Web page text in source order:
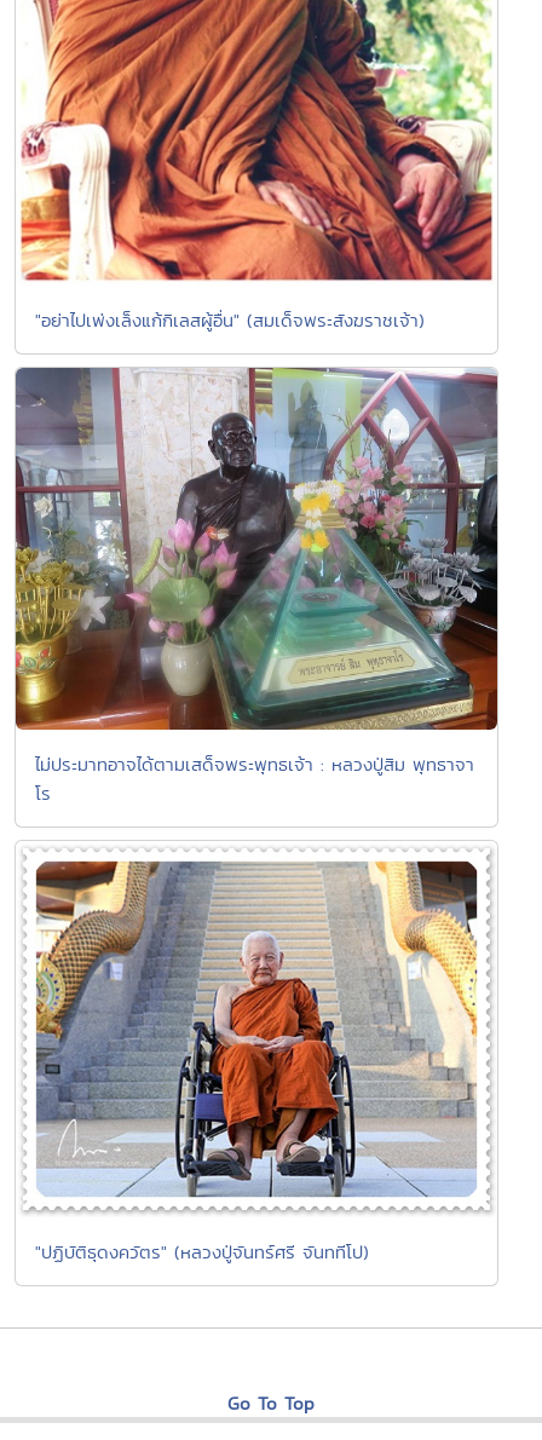
"อย่าไปเพ่งเล็งแก้กิเลสผู้อื่น" (สมเด็จพระสังฆราชเจ้า)
ไม่ประมาทอาจได้ตามเสด็จพระพุทธเจ้า : หลวงปู่สิม พุทธาจา
โร
"ปฏิบัติธุดงควัตร" (หลวงปู่จันทร์ศรี จันททีโป)
Go To Top